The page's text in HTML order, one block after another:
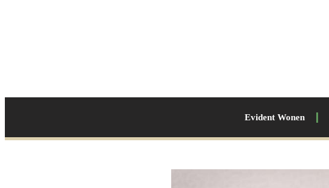
Evident Wonen